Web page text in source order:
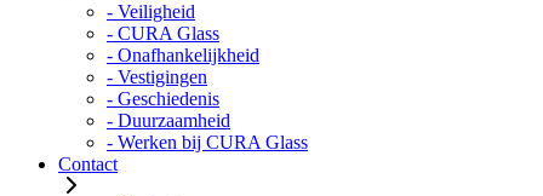
- Veiligheid
- CURA Glass
- Onafhankelijkheid
- Vestigingen
- Geschiedenis
- Duurzaamheid
- Werken bij CURA Glass
Contact